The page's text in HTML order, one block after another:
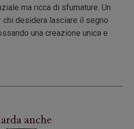
ma ricca di sfumature. Un
desidera lasciare il segno
una creazione unica e
anche